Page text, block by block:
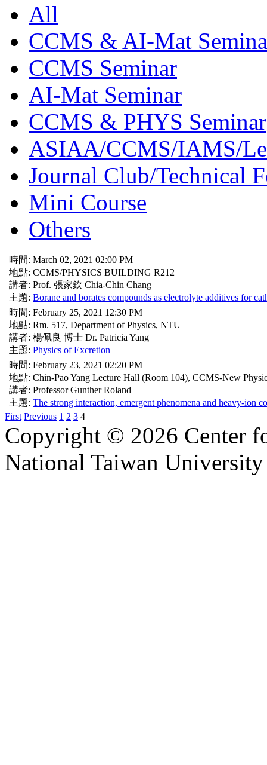
All
CCMS & AI-Mat
CCMS Seminar
AI-Mat Seminar
CCMS & PHYS Seminar
ASIAA/CCMS/IAMS/
Journal Club/Technical
Mini Course
Others
時間: March 02, 2021 02:00 PM
地點: CCMS/PHYSICS BUILDING R212
講者: Prof. 張家欽 Chia-Chin Chang
主題: Borane and borates compounds as electrolyte additives for
時間: February 25, 2021 12:30 PM
地點: Rm. 517, Department of Physics, NTU
講者: 楊佩良 博士 Dr. Patricia Yang
主題: Physics of Excretion
時間: February 23, 2021 02:20 PM
地點: Chin-Pao Yang Lecture Hall (Room 104), CCMS-New
講者: Professor Gunther Roland
主題: The strong interaction, emergent phenomena and heavy-ion
First Previous 1 2 3 4
Copyright © 2026 Center
National Taiwan University